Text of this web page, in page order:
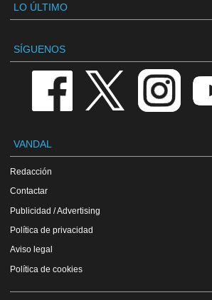
LO ÚLTIMO
SÍGUENOS
VANDAL
Redacción
Contactar
Publicidad / Advertising
Política de privacidad
Aviso legal
Política de cookies